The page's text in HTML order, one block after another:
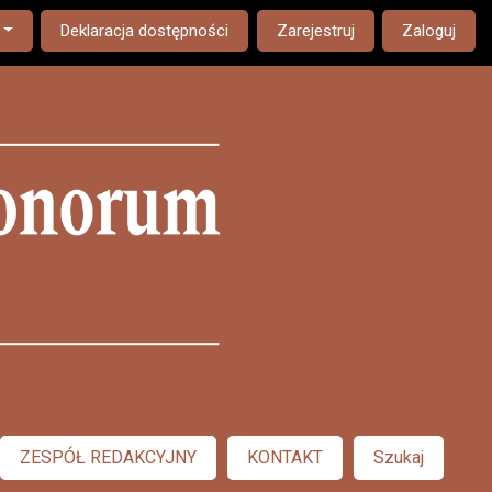
The current language is:
Deklaracja dostępności Zarejestruj Zaloguj
ZESPÓŁ REDAKCYJNY KONTAKT Szukaj